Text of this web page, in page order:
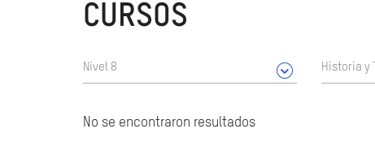
CURSOS
Nivel 8 Historia y
No se encontraron resultados